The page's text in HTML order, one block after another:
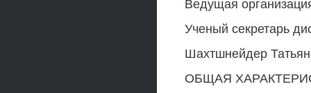
Ведущая
Ученый секретарь
Шахтшнейдер
ОБЩАЯ